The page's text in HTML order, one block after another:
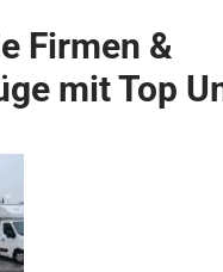
Firmen &
mit Top